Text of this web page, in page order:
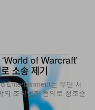
of Warcraft’
소송 제기
Entertainment는 무단 서
의 조직범죄 혐의로 정조준